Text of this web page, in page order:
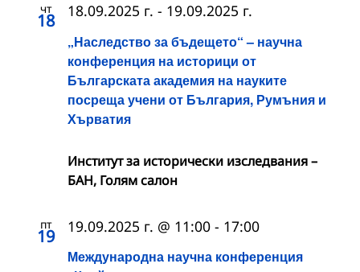
чт
18
„Наследство за бъдещето“ – научна
конференция на историци от
Българската академия на науките
посреща учени от България, Румъния и
Хърватия
18.09.2025 г. - 19.09.2025 г.
Институт за исторически изследвания –
БАН, Голям салон
пт
19
Международна научна конференция
19.09.2025 г. @ 11:00 - 17:00